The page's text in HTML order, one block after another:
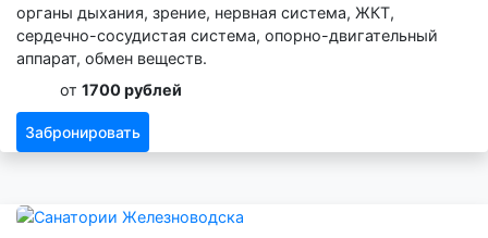
органы дыхания, зрение, нервная система, ЖКТ,
сердечно-сосудистая система, опорно-двигательный
аппарат, обмен веществ.
от 1700 рублей
Забронировать